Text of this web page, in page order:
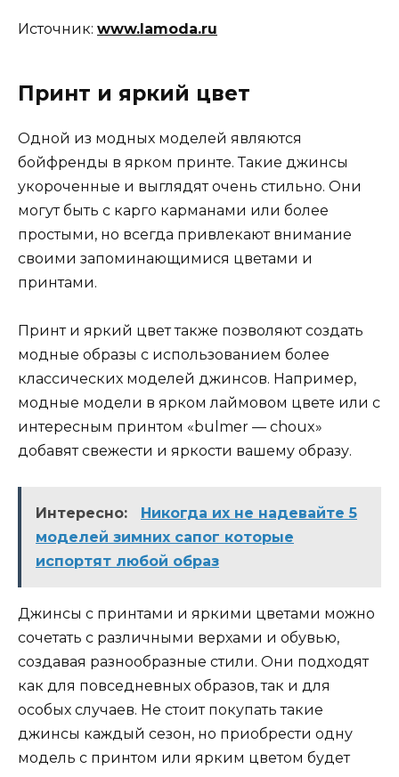
Источник: www.lamoda.ru
Принт и яркий цвет
Одной из модных моделей являются
бойфренды в ярком принте. Такие джинсы
укороченные и выглядят очень стильно. Они
могут быть с карго карманами или более
простыми, но всегда привлекают внимание
своими запоминающимися цветами и
принтами.
Принт и яркий цвет также позволяют создать
модные образы с использованием более
классических моделей джинсов. Например,
модные модели в ярком лаймовом цвете или с
интересным принтом «bulmer — choux»
добавят свежести и яркости вашему образу.
Интересно:
Никогда их не надевайте 5
моделей зимних сапог которые
испортят любой образ
Джинсы с принтами и яркими цветами можно
сочетать с различными верхами и обувью,
создавая разнообразные стили. Они подходят
как для повседневных образов, так и для
особых случаев. Не стоит покупать такие
джинсы каждый сезон, но приобрести одну
модель с принтом или ярким цветом будет